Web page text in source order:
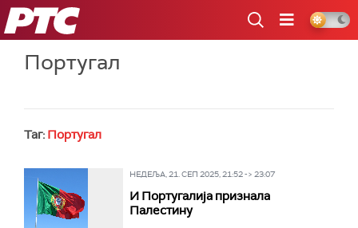
РТС
Португал
Таг: Португал
НЕДЕЉА, 21. СЕП 2025, 21:52 -> 23:07
И Португалија признала
Палестину